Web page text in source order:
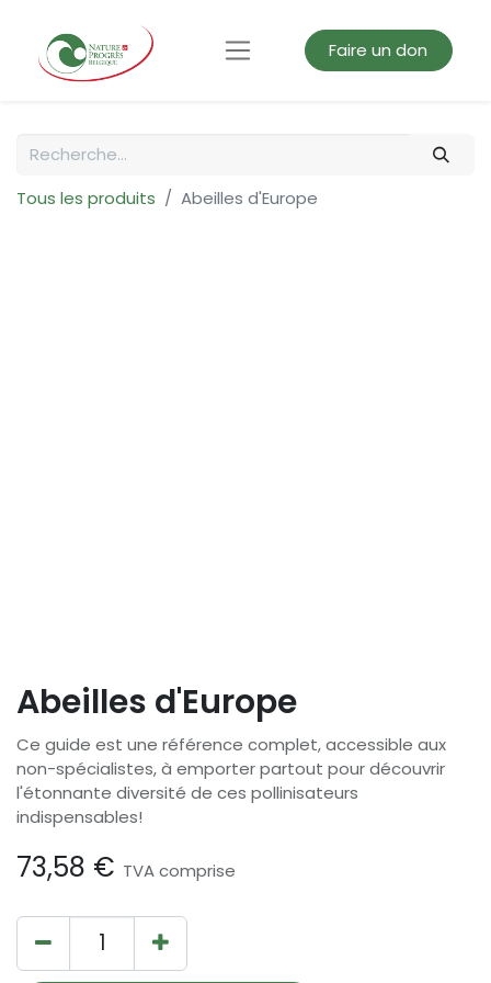
Faire un don
Tous les produits Abeilles d'Europe
Abeilles d'Europe
Ce guide est une référence complet, accessible aux
non-spécialistes, à emporter partout pour découvrir
l'étonnante diversité de ces pollinisateurs
indispensables!
73,58 € TVA comprise